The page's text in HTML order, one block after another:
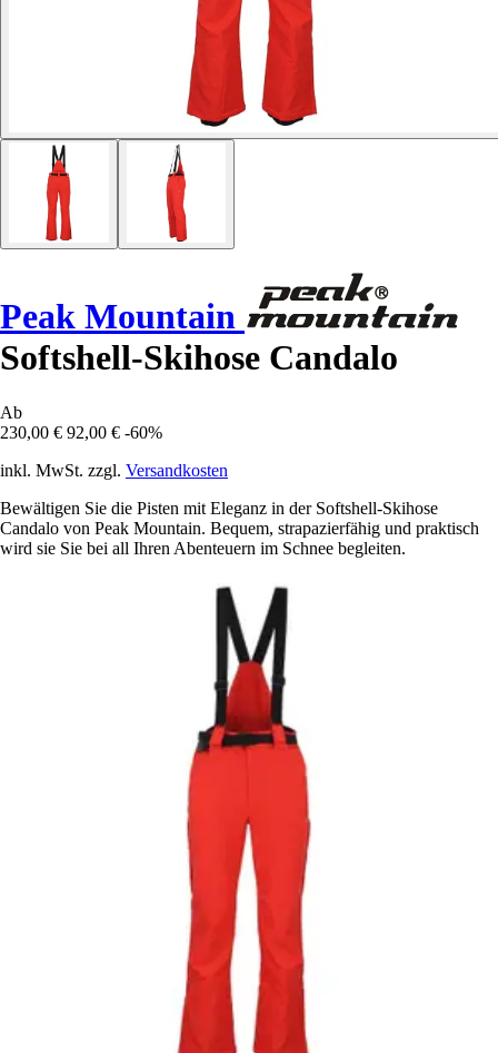
Peak Mountain
Softshell-Skihose Candalo
Ab
230,00 € 92,00 € -60%
inkl. MwSt. zzgl. Versandkosten
Bewältigen Sie die Pisten mit Eleganz in der Softshell-Skihose
Candalo von Peak Mountain. Bequem, strapazierfähig und praktisch
wird sie Sie bei all Ihren Abenteuern im Schnee begleiten.